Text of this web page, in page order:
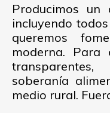
Producimos
incluyendo
queremos
moderna. Para
soberanía
medio rural.